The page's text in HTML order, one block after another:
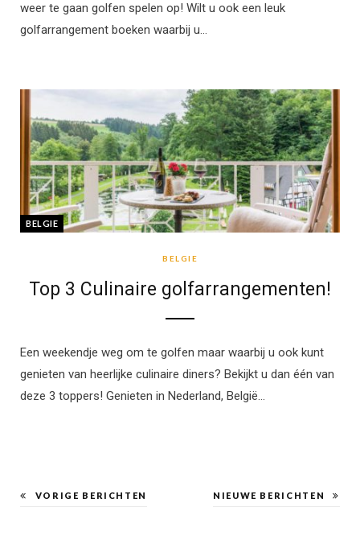
weer te gaan golfen spelen op! Wilt u ook een leuk
golfarrangement boeken waarbij u…
BELGIE
BELGIE
Top 3 Culinaire golfarrangementen!
Een weekendje weg om te golfen maar waarbij u ook kunt
genieten van heerlijke culinaire diners? Bekijkt u dan één van
deze 3 toppers! Genieten in Nederland, België…
VORIGE BERICHTEN NIEUWE BERICHTEN